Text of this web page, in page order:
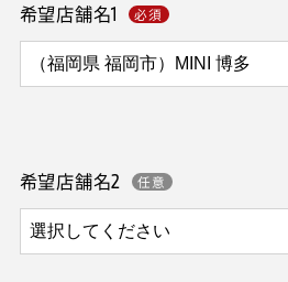
希望店舗名1
希望店舗名2